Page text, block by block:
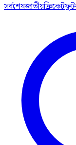
সর্বশেষজাতীয়ক্রিকেট